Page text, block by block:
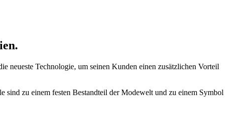
Technologie, um seinen Kunden einen zusätzlichen Vorteil
sind zu einem festen Bestandteil der Modewelt und zu einem Symbol